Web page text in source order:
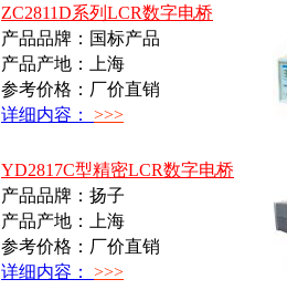
ZC2811D系列LCR数字电桥
产品品牌：国标产品
产品产地：上海
参考价格：厂价直销
详细内容： >>>
YD2817C型精密LCR数字电桥
产品品牌：扬子
产品产地：上海
参考价格：厂价直销
详细内容： >>>